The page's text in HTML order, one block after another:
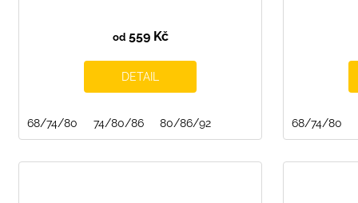
od559 Kč
DETAIL
68/74/80 74/80/86 80/86/92 68/74/80